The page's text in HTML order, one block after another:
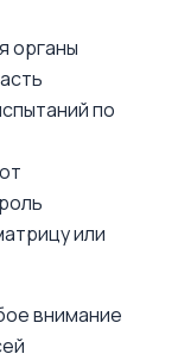
органы
по
или
внимание